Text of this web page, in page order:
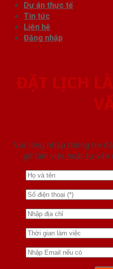
Dự án thực tế
Tin tức
Liên hệ
Đăng nhập
ĐẶT LỊCH
Vui lòng nhập thông tin
gỡ làm việc hoăc tư